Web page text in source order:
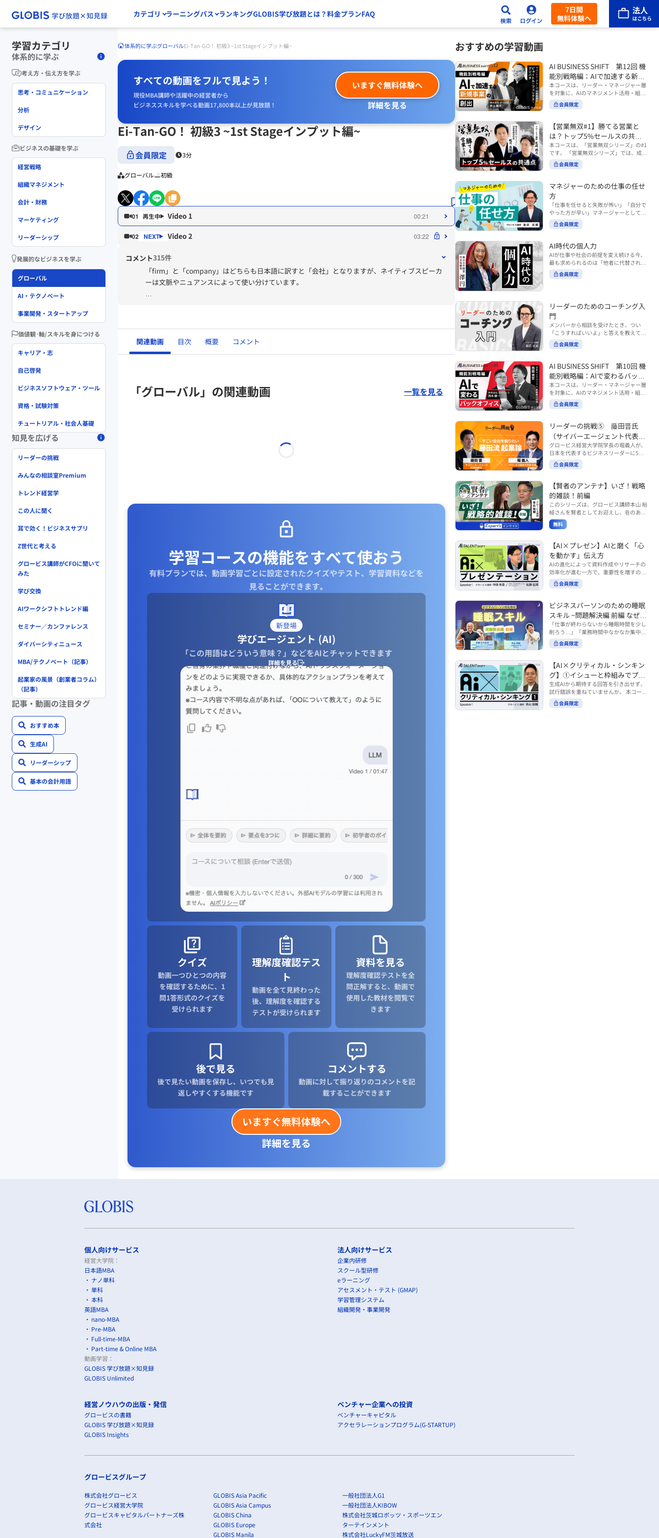
カテゴリ ラーニングパス ランキングGLOBIS学び放題とは？料金プランFAQ
7日間
無料体験へ
体系的に学ぶグローバルEi-Tan-GO！ 初級3 ~1st Stageインプット編~
すべての動画をフルで見よう！
現役MBA講師や活躍中の経営者から
ビジネススキルを学べる動画17,800本以上が見放題！
いますぐ無料体験へ
詳細を見る
Ei-Tan-GO！ 初級3 ~1st Stageインプット編~
会員限定 3分
グローバル 初級
01 Video 1 00:21
02 Video 2 03:22
コメント315件
「firm」と「company」はどちらも日本語に訳すと「会社」となりますが、ネイティブスピーカ
ーは文脈やニュアンスによって使い分けています。
* **一般的な意味:** 企業、会社全般を指す最も一般的な言葉です。大企業から小規模な企業ま
で、幅広い範囲で使われます。
* **ニュアンス:** より広い範囲のビジネス組織を指す傾向があります。従業員数が多く、多様な
**firm**
す。弁護士事務所、会計事務所、コンサルティング会社などが代表的な例です。
* **その他:** 「firm」は「固い、しっかりした」という意味も持つため、信頼できる、安定して
* **専門性:** 特定の専門分野に特化した会社は「firm」が使われることが多いです。
**例文**
* Toyota is a large company.（トヨタは大きな会社です。）
* She works for a software company.（彼女はソフトウェア会社で働いています。）
* He works at a law firm.（彼は法律事務所で働いています。）
* We hired a consulting firm to help us.（私たちはコンサルティング会社に相談しました。）
「firm」と「company」は、どちらも「会社」を意味しますが、ニュアンスや使われる文脈によ
って使い分けられています。どちらを使うべきか迷った場合は、企業の規模、専門性、伝えたいニ
ュアンスなどを考慮して適切な言葉を選びましょう。
関連動画 目次 概要 コメント
「グローバル」の関連動画 一覧を見る
学習コースの機能をすべて使おう
有料プランでは、動画学習ごとに設定されたクイズやテスト、学習資料などを
見ることができます｡
新登場
学びエージェント (AI)
「この用語はどういう意味？」などをAIとチャットできます
詳細を見る
クイズ
動画一つひとつの内容
を確認するために、1
問1答形式のクイズを
受けられます
理解度確認テス
ト
動画を全て見終わった
後、理解度を確認する
テストが受けられます
資料を見る
理解度確認テストを全
問正解すると、動画で
使用した教材を閲覧で
きます
後で見る
後で見たい動画を保存し、いつでも見
返しやすくする機能です
コメントする
動画に対して振り返りのコメントを記
載することができます
いますぐ無料体験へ
詳細を見る
おすすめの学習動画
AI BUSINESS SHIFT 第12回 機
能別戦略編：AIで加速する新規
事業の創出
本コースは、リーダー・マネージャー層
を対象に、AIのマネジメント活用・組織
活用を体系的に学ぶ 『AI BUSINESS SHI
FTシリーズ（全12回）』の第12回で
る新規事業の創出」では、新規事業やス
タートアップを取り巻く環境がどのよう
に変化しているのかを俯瞰し、新たな価
値創造と非連続な成長を生み出すため
に、AI時代における事業機会の捉え方
や、成功確率を高めるための考え方につ
携わるリーダー・マネージャーの方 ・AI
を活用して事業創出のスピードや成功確
率を高めたい方 ・AI時代における新規事
業リーダーの役割やマインドセットを学
びたい方 ■AIシフトシリーズとは？ 『AI
BUSINESS SHIFTシリーズ』は以下の3
す。（順次公開） https://unlimited.glo
bis.co.jp/ja/tags/AI%E3%83%93%E3%8
2%B8%E3%83%8D%E3%82%B9%E3%
82%B7%E3%83%95%E3%83%88 ・基
礎編（第1回〜3回）：リーダーやマネー
のリーダーシップや組織変革を中心に学
ぶコース ・機能別戦略編（第8回〜12
回）：AI時代における機能別での戦略の
あり方を中心に学ぶコース より実践的な
AIツールの活用法について学びたい方は
『AI WORK SHIFTシリーズ』をご視聴く
3%BC%E3%82%AF%E3%82%B7%E3%
83%95%E3%83%88 ※本コースは、AIの
マネジメント活用を学ぶ「AIビジネスシ
フト」シリーズの一環として提供してい
ます。 ※本動画は、制作時点の情報に基
づき作成したものです（2026年03月制
会員限定
【営業無双#1】勝てる営業と
は？トップ5%セールスの共通
点
本コースは、「営業無双シリーズ」の#1
です。 「営業無双シリーズ」では、成約
率アップに向けて、お客様に選ばれ続け
る無双の営業になるための実践的な考え
（#2以降は順次公開） 本コースでは、
「勝てる営業とは？トップ5%セールス
の共通点」をテーマに BtoBでお客様に
選ばれる営業の役割 トップ5％のセール
スに共通する行動や考え方 成果につなが
る実践的なポイント などを解説します。
◾️こんな方におすすめ 提案しても顧客に
が多い方 顧客の本当の課題や決裁者の判
断基準をつかみきれず、案件が前に進ま
ない方 再現性のある営業テクニックを身
につけたい方 ※本動画は、制作時点の情
報に基づき作成したものです（2026年7
会員限定
マネジャーのための仕事の任せ
方
「仕事を任せると失敗が怖い」「自分で
やった方が早い」マネージャーとしてメ
ンバーやチームの力を引き出しながら成
果を上げるには、どのように仕事を任せ
い時代において、マネージャーとして成
果を上げ続けるためには、メンバーの個
性や特性を理解し、それに合わせた効果
的な任せ方を身につけることが重要で
す。このコースでは、ソーシャルスタイ
し、自身のリーダーシップを発揮できる
ようになっていきます。 ※本動画は、制
作時点の情報に基づき作成したものです
（2024年12月制作）
会員限定
AI時代の個人力
AIが仕事や社会の前提を変え続ける今、
最も求められるのは「他者に代替されな
い個としての力」“個人力”です。 本コー
スでは、澤円氏の著書『個人力』をもと
ーマは、「Being（ありたい自分）」を
中心に据え、自ら考え（Think）、変化
し（Transform）、協働する（Collabor
ate）ことで、自分らしい価値を発揮し
ていくこと。 リスキリングやAI活用が叫
ばれる今こそ、スキルより先に“自分の
軸”を問うことが重要です。 あなたは何
か？ このコースは、あなたが“ありたい
自分”として生き、キャリアをデザイン
していくための思考と行動のガイドにな
ります。 ※本動画は、制作時点の情報に
基づき作成したものです（2025年11月
制作）
会員限定
リーダーのためのコーチング入
門
メンバーから相談を受けたとき、つい
「こうすればいいよ」と答えを教えてし
まう。 あるいは、「自分で考えてほし
い」と思うあまり、すべて任せきりにし
つつ、自律的に仕事を進めてもらうため
にはどうすればよいのか。 こうした悩み
に直面するリーダー・マネージャーの方
は多いのではないでしょうか。 変化が激
しく、正解のない現代においては、指示
や助言にとどまらず、メンバーの思考を
引き出し、自律的な行動を促す「コーチ
す。 本コースでは、基礎的なコーチング
の考え方を押さえたうえで、実際の職場
で起こりがちな事例をもとに、相手の思
考と行動を引き出す関わり方を学びま
す。 また、代表的なコーチングのフレー
ムワークである「GROWモデル」を取り
の主体性を引き出していくのかを、わか
りやすく解説します。 メンバーとの対話
を、成長を促す機会へと変えていく。そ
の第一歩としておすすめのコースです。
コース内で紹介している「傾聴力」を深
めたい方は、こちらも合わせてご覧くだ
さい。 ・傾聴力 ~リーダーのための聴く
is.co.jp/ja/courses/fe285262/learn/step
s/59808 ・傾聴力 ~リーダーのための聴
く技術~（実践編） https://unlimited.gl
obis.co.jp/ja/courses/01d24a39/learn/s
teps/59813 ※本動画は、制作時点の情
報に基づき作成したものです（2026年6
月制作）
会員限定
AI BUSINESS SHIFT 第10回 機
能別戦略編：AIで変わるバック
オフィス
本コースは、リーダー・マネージャー層
を対象に、AIのマネジメント活用・組織
活用を体系的に学ぶ 『AI BUSINESS SHI
FTシリーズ（全12回）』の第10回で
バックオフィス」では、人事・総務・労
務・経理・情報システムなどのバックオ
フィス領域において、定型業務の自動化
や効率化といった現場レベルのAI活用だ
けでなく、いかにして経営や戦略に貢献
する存在へと進化していくのかについて
考えを深め、学んでいきます。 ■こんな
理・情シスなど、バックオフィス部門を
率いるリーダー・マネージャーの方 ・バ
ックオフィス業務へのAI活用やDX推進を
担っている方 ・AI時代におけるバックオ
フィスの役割や戦略のあり方を考えたい
方 ■AIシフトシリーズとは？ 『AI BUSI
で設計された全12回のシリーズです。
（順次公開） https://unlimited.globis.c
o.jp/ja/tags/AI%E3%83%93%E3%82%B
8%E3%83%8D%E3%82%B9%E3%82%
B7%E3%83%95%E3%83%88 ・基礎編
（第1回〜3回）：リーダーやマネージャ
ーに求められる、AI時代の基礎的なリテ
ジメント編（第4回〜7回）：AI時代のリ
ーダーシップや組織変革を中心に学ぶコ
ース ・機能別戦略編（第8回〜12回）：
AI時代における機能別での戦略のあり方
を中心に学ぶコース より実践的なAIツー
ルの活用法について学びたい方は『AI W
earch?tag=AI%E3%83%AF%E3%83%B
C%E3%82%AF%E3%82%B7%E3%83%
95%E3%83%88 ※本コースは、AIのマネ
ジメント活用を学ぶ「AIビジネスシフ
ト」シリーズの一環として提供していま
す。 ※本動画は、制作時点の情報に基づ
会員限定
リーダーの挑戦⑤ 藤田晋氏
（サイバーエージェント代表取
締役）
グロービス経営大学院学長の堀義人が、
日本を代表するビジネスリーダーに5つ
の質問（能力開発／挑戦／試練／仲間／
志）を投げかけ、その人生哲学を解き明
ーエージェント代表取締役の藤田晋氏。
起業の理由、経営をどうやって学んだ
か、アメーバブログ・ABEMAの立ち上
げ、経営チームづくりについてなど聞い
ていきます。（肩書きは2020年12月11
日撮影当時のもの） 藤田 晋 サイバー
ス・キャピタル・パートナーズ 代表パ
ートナー
会員限定
【賢者のアンテナ】いざ！戦略
的雑談！前編
このシリーズは、グロービス講師本山 裕
輔さんを賢者としてお迎えし、巷のあり
とあらゆるものを独自の視点で紐解き、
皆様の学びの意欲を刺激するコンテンツ
期配信されます。 取り上げて欲しいご質
問やテーマ、感想を随時受け付けていま
す。 グーグルフォーム（https://forms.g
le/qqoBYuRUmUYz4scC6） または グ
ロ放題編集部員のX（https://x.com/mai
rakobayashi） まで、ぜひご要望をお
6月制作）
無料
【AI×プレゼン】AIと磨く「心
を動かす」伝え方
AIの進化によって資料作成やリサーチの
効率化が進む一方で、重要性を増すのが
「伝える力」です。本コースでは、AI時
代のプレゼンに求められるデリバリース
を客観的に評価し、改善できるAI活用法
も紹介。大事な場面で「心を動かす」プ
レゼンをしたい方におすすめです。関連
コース「プレゼンテーションスキル」も
併せてご覧ください。 ▼プレゼン動画分
析プロンプト（辛口） https://hodai.glo
bis.co.jp/learning_documents/6f976cd
ル https://unlimited.globis.co.jp/ja/co
urses/598f3254/ ※本コースは、AI時代
のビジネススキルを学ぶ「AIタレントシ
フト」シリーズの一環として提供してい
ます。 https://unlimited.globis.co.jp/j
a/tags/AI%E3%82%BF%E3%83%AC%E
会員限定
ビジネスパーソンのための睡眠
スキル ~問題解決編 前編 なぜ眠
れないのか？~
「仕事が終わらないから睡眠時間を少し
削ろう…」「業務時間中なかなか集中で
きない…」「毎日朝起きるのがつら
い…」。 あなたはこのような経験をした
トの時間をやりくりするために、真っ先
に削りがちなのが「睡眠」時間。 実は
今、日本社会は世界と比較して「最も眠
らない国」だということもわかってきて
います。 慢性的な睡眠不足は、心身の健
康に悪影響なだけでなく、仕事のパフォ
ーマンスにも当然大きな影響を与え、社
会員限定
【AI×クリティカル・シンキン
グ】①イシューと枠組みでプロ
ンプトを磨く
生成AIから期待する回答を引き出せず、
試行錯誤を重ねていませんか。 本コース
では、生成AI活用の質を高める鍵とし
て、クリティカル・シンキングの視点か
会員限定
学習カテゴリ
体系的に学ぶ
考え方・伝え方を学ぶ
思考・コミュニケーション
分析
デザイン
ビジネスの基礎を学ぶ
経営戦略
組織マネジメント
会計・財務
マーケティング
リーダーシップ
発展的なビジネスを学ぶ
グローバル
AI・テクノベート
事業開発・スタートアップ
価値観･軸/スキルを身につける
キャリア・志
自己啓発
ビジネスソフトウェア・ツール
資格・試験対策
チュートリアル・社会人基礎
知見を広げる
リーダーの挑戦
みんなの相談室Premium
トレンド経営学
この人に聞く
耳で効く！ビジネスサプリ
Z世代と考える
グロービス講師がCFOに聞いて
みた
学び交換
AIワークシフトトレンド編
セミナー／カンファレンス
ダイバーシティニュース
MBA/テクノベート（記事）
起業家の風景（創業者コラム）
（記事）
記事・動画の注目タグ
おすすめ本
生成AI
リーダーシップ
基本の会計用語
個人向けサービス
経営大学院：
日本語MBA
ナノ単科
単科
本科
英語MBA
nano-MBA
Pre-MBA
Full-time-MBA
Part-time & Online MBA
動画学習：
GLOBIS 学び放題×知見録
GLOBIS Unlimited
法人向けサービス
企業内研修
スクール型研修
eラーニング
アセスメント・テスト (GMAP)
学習管理システム
組織開発・事業開発
経営ノウハウの出版・発信
グロービスの書籍
GLOBIS 学び放題×知見録
GLOBIS Insights
ベンチャー企業への投資
ベンチャーキャピタル
アクセラレーションプログラム(G-STARTUP)
グロービスグループ
株式会社グロービス
グロービス経営大学院
グロービスキャピタルパートナーズ株
式会社
GLOBIS Asia Pacific
GLOBIS Asia Campus
GLOBIS China
GLOBIS Europe
GLOBIS Manila
一般社団法人G1
一般社団法人KIBOW
株式会社茨城ロボッツ・スポーツエン
ターテインメント
株式会社LuckyFM茨城放送